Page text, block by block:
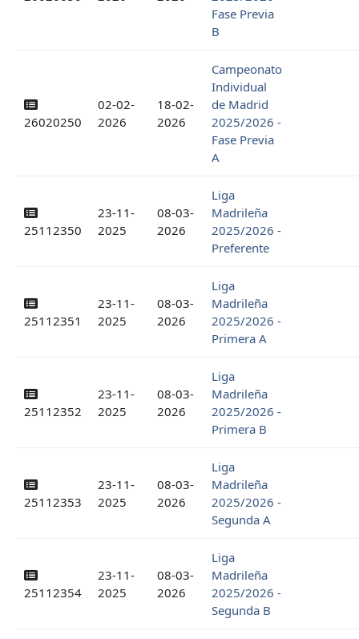
Fase Previa
B
26020250
02-02-
2026
18-02-
2026
Campeonato
Individual
de Madrid
2025/2026 -
Fase Previa
A
25112350
23-11-
2025
08-03-
2026
Liga
Madrileña
2025/2026 -
Preferente
25112351
23-11-
2025
08-03-
2026
Liga
Madrileña
2025/2026 -
Primera A
25112352
23-11-
2025
08-03-
2026
Liga
Madrileña
2025/2026 -
Primera B
25112353
23-11-
2025
08-03-
2026
Liga
Madrileña
2025/2026 -
Segunda A
25112354
23-11-
2025
08-03-
2026
Liga
Madrileña
2025/2026 -
Segunda B